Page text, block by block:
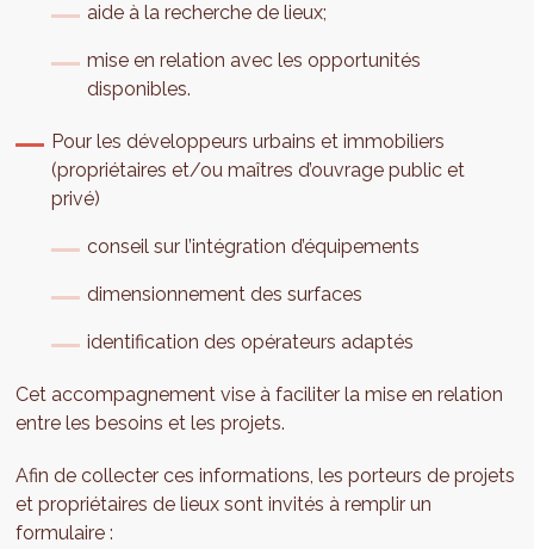
aide à la recherche de lieux;
mise en relation avec les opportunités
disponibles.
Pour les développeurs urbains et immobiliers
(propriétaires et/ou maîtres d’ouvrage public et
privé)
conseil sur l’intégration d’équipements
dimensionnement des surfaces
identification des opérateurs adaptés
Cet accompagnement vise à faciliter la mise en relation
entre les besoins et les projets.
Afin de collecter ces informations, les porteurs de projets
et propriétaires de lieux sont invités à remplir un
formulaire :